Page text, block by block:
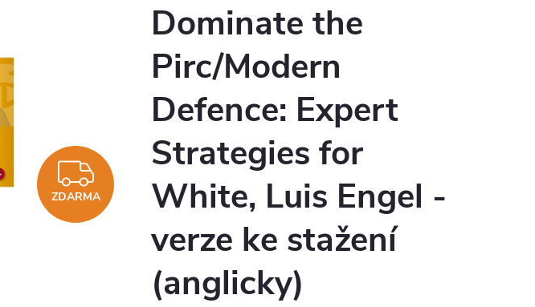
ZDARMA
ZDARMA
Dominate the
Pirc/Modern
Defence: Expert
Strategies for
White, Luis Engel -
verze ke stažení
(anglicky)